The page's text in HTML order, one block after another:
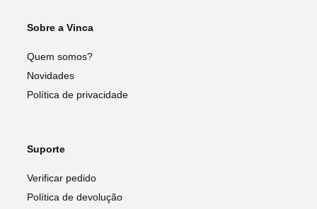
Sobre a Vinca
Quem somos?
Novidades
Política de privacidade
Suporte
Verificar pedido
Política de devolução